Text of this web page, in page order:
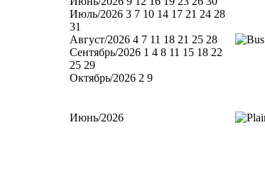
Июль/2026 3 7 10 14 17 21 24 28
31
Август/2026 4 7 11 18 21 25 28
Сентябрь/2026 1 4 8 11 15 18 22
25 29
Октябрь/2026 2 9
Июнь/2026